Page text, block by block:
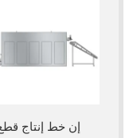
إن خط إنتاج